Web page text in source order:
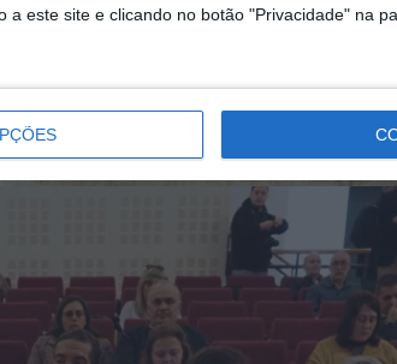
a este site e clicando no botão "Privacidade" na